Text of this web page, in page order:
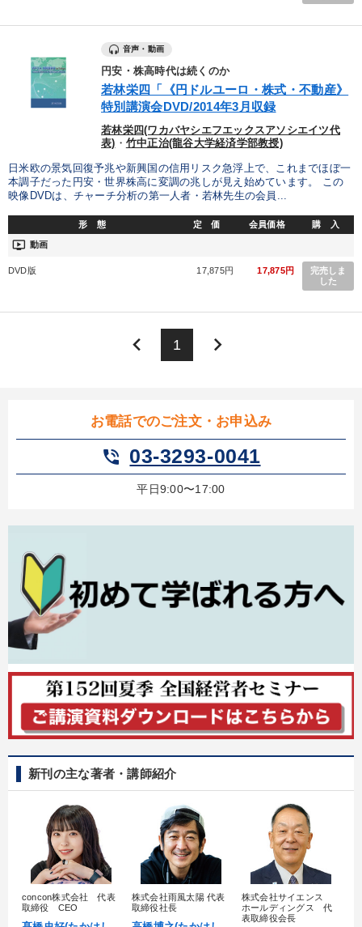
お電話でのご注文・お申込み
phone_in_talk 03-3293-0041
平日9:00〜17:00
新刊の主な著者・講師紹介
concon株式会社 代表
取締役 CEO
株式会社雨風太陽 代表
取締役社長
株式会社サイエンス
ホールディングス 代
表取締役会長
音声・動画
円安・株高時代は続くのか
若林栄四「《円ドルユーロ・株式・不動産》
特別講演会DVD/2014年3月収録
若林栄四(ワカバヤシエフエックスアソシエイツ代
表) ・ 竹中正治(龍谷大学経済学部教授)
日米欧の景気回復予兆や新興国の信用リスク急浮上で、これまでほぼ一
本調子だった円安・世界株高に変調の兆しが見え始めています。 この
映像DVDは、チャーチ分析の第一人者・若林先生の会員...
形 態 定 価 会員価格 購 入
ondemand_video 動画
DVD版 17,875円 17,875円
完売しま
した
keyboard_arrow_left 1 keyboard_arrow_right